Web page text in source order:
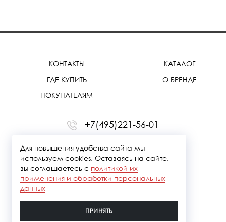
КОНТАКТЫ
ГДЕ КУПИТЬ
ПОКУПАТЕЛЯМ
КАТАЛОГ
О БРЕНДЕ
+7(495)221-56-01
office@treemmerussia.ru
Для повышения удобства сайта мы
используем cookies. Оставаясь на сайте,
вы соглашаетесь с политикой их
применения и обработки персональных
данных
ПРИНЯТЬ